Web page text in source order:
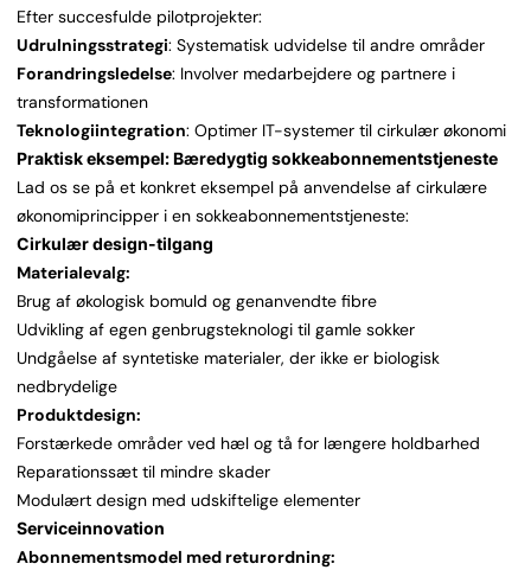
Efter succesfulde pilotprojekter:
Udrulningsstrategi: Systematisk udvidelse til andre områder
Forandringsledelse: Involver medarbejdere og partnere i
transformationen
Teknologiintegration: Optimer IT-systemer til cirkulær økonomi
Praktisk eksempel: Bæredygtig sokkeabonnementstjeneste
Lad os se på et konkret eksempel på anvendelse af cirkulære
økonomiprincipper i en sokkeabonnementstjeneste:
Cirkulær design-tilgang
Materialevalg:
Brug af økologisk bomuld og genanvendte fibre
Udvikling af egen genbrugsteknologi til gamle sokker
Undgåelse af syntetiske materialer, der ikke er biologisk
nedbrydelige
Produktdesign:
Forstærkede områder ved hæl og tå for længere holdbarhed
Reparationssæt til mindre skader
Modulært design med udskiftelige elementer
Serviceinnovation
Abonnementsmodel med returordning: